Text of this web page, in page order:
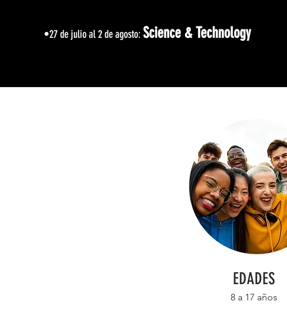
•27 de julio al 2 de agosto:Science & Technology
EDADES
8 a 17 años